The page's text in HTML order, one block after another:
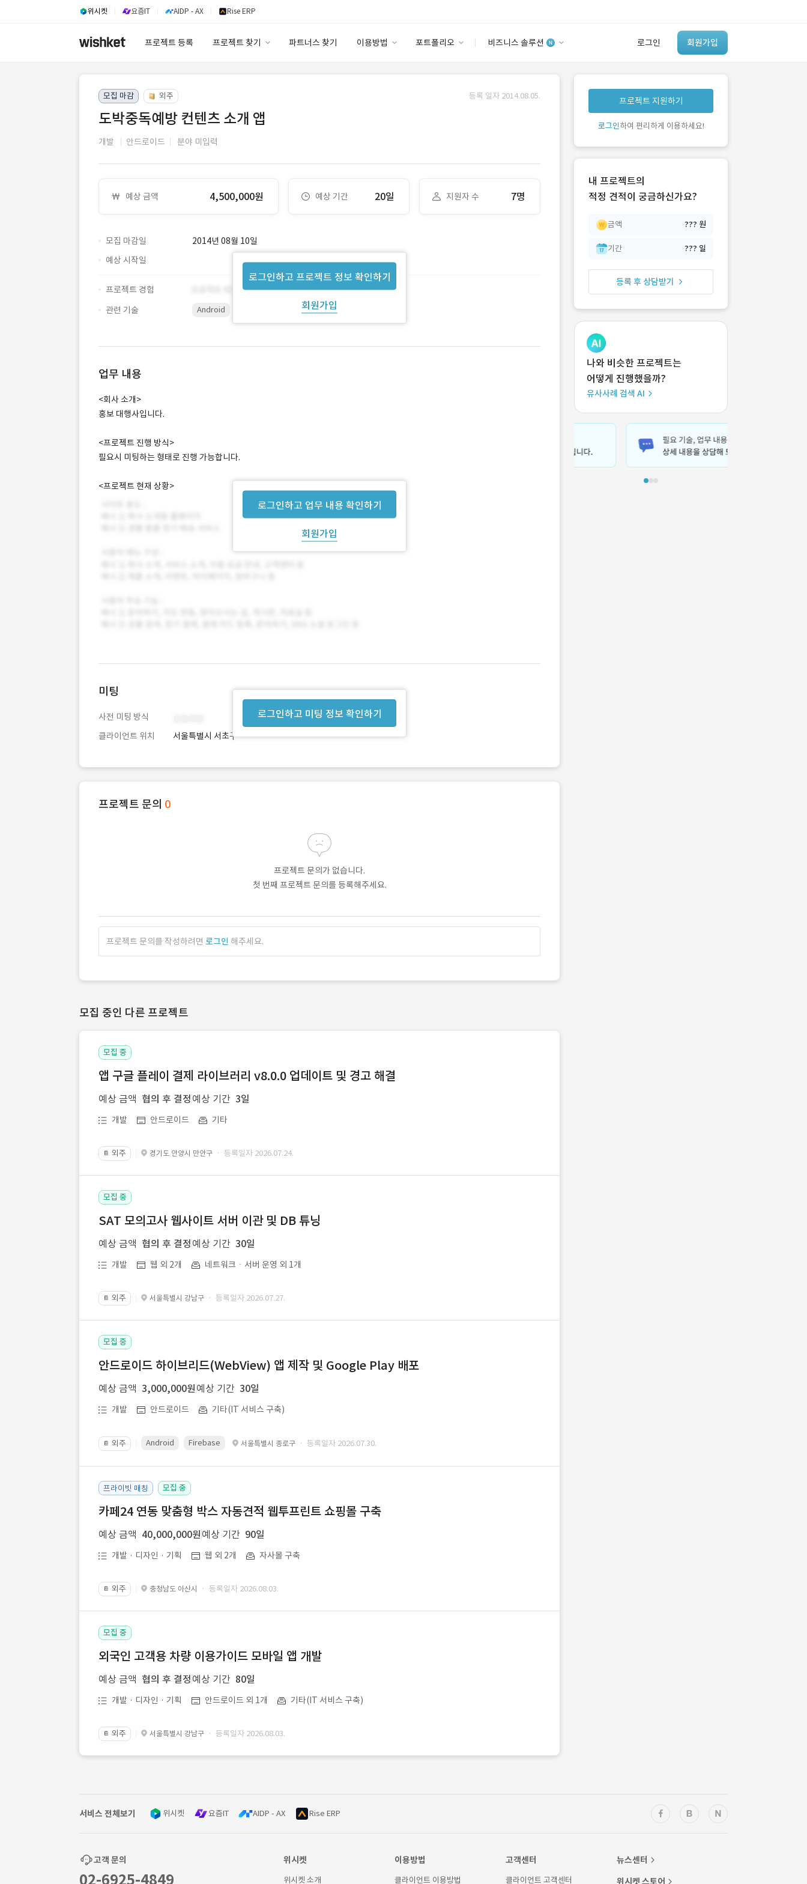
위시켓 요즘IT AIDP - AX Rise ERP
프로젝트 등록 프로젝트 찾기 파트너스 찾기 이용방법 포트폴리오 비즈니스 솔루션 로그인 회원가입
안심 코드 케어
유사사례 검색 AI
‘이런 거’ 만들어본
개발 회사 있어?
모집 마감 외주 등록 일자 2014.08.05.
도박중독예방 컨텐츠 소개 앱
개발 안드로이드 분야 미입력
예상 금액 4,500,000원 예상 기간 20일 지원자 수 7명
모집 마감일 2014년 08월 10일
로그인하고 프로젝트 정보 확인하기
회원가입
예상 시작일
프로젝트 경험
관련 기술
Android
업무 내용
로그인하고 업무 내용 확인하기
회원가입
<회사 소개>
홍보 대행사입니다.
<프로젝트 진행 방식>
필요시 미팅하는 형태로 진행 가능합니다.
<프로젝트 현재 상황>
로그인하고 미팅 정보 확인하기
미팅
사전 미팅 방식
클라이언트 위치
서울특별시 서초구
프로젝트 문의 0
프로젝트 문의가 없습니다.
첫 번째 프로젝트 문의를 등록해주세요.
프로젝트 문의를 작성하려면 로그인 해주세요.
모집 중인 다른 프로젝트
모집 중
앱 구글 플레이 결제 라이브러리 v8.0.0 업데이트 및 경고 해결
예상 금액 협의 후 결정 예상 기간 3일
개발 안드로이드 기타
📔 외주 경기도 안양시 만안구 · 등록일자 2026.07.24.
모집 중
SAT 모의고사 웹사이트 서버 이관 및 DB 튜닝
예상 금액 협의 후 결정 예상 기간 30일
개발 웹 외 2개 네트워크ㆍ서버 운영 외 1개
📔 외주 서울특별시 강남구 · 등록일자 2026.07.27.
모집 중
안드로이드 하이브리드(WebView) 앱 제작 및 Google Play 배포
예상 금액 3,000,000원 예상 기간 30일
개발 안드로이드 기타(IT 서비스 구축)
📔 외주 Android Firebase 서울특별시 종로구 · 등록일자 2026.07.30.
프라이빗 매칭 모집 중
카페24 연동 맞춤형 박스 자동견적 웹투프린트 쇼핑몰 구축
예상 금액 40,000,000원 예상 기간 90일
개발 · 디자인 · 기획 웹 외 2개 자사몰 구축
📔 외주 충청남도 아산시 · 등록일자 2026.08.03.
모집 중
외국인 고객용 차량 이용가이드 모바일 앱 개발
예상 금액 협의 후 결정 예상 기간 80일
개발 · 디자인 · 기획 안드로이드 외 1개 기타(IT 서비스 구축)
📔 외주 서울특별시 강남구 · 등록일자 2026.08.03.
프로젝트 지원하기
로그인하여 편리하게 이용하세요!
내 프로젝트의
적정 견적이 궁금하신가요?
금액 ??? 원
기간 ??? 일
등록 후 상담받기
나와 비슷한 프로젝트는
어떻게 진행했을까?
유사사례 검색 AI
서비스 전체보기 위시켓 요즘IT AIDP - AX Rise ERP
고객 문의
02-6925-4849
위시켓
위시켓 소개
이용방법
클라이언트 이용방법
고객센터
클라이언트 고객센터
뉴스센터
위시켓 스토어